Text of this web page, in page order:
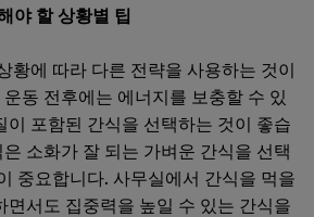
야 할 상황별 팁
황에 따라 다른 전략을 사용하는 것이
동 전후에는 에너지를 보충할 수 있
이 포함된 간식을 선택하는 것이 좋습
소화가 잘 되는 가벼운 간식을 선택
중요합니다. 사무실에서 간식을 먹을
면서도 집중력을 높일 수 있는 간식을